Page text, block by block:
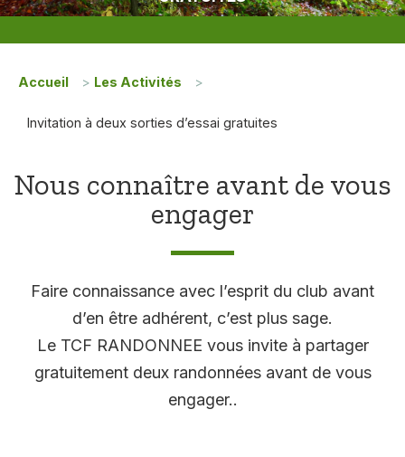
Accueil > Les Activités >
Invitation à deux sorties d’essai gratuites
Nous connaître avant de vous
engager
Faire connaissance avec l’esprit du club avant
d’en être adhérent, c’est plus sage.
Le TCF RANDONNEE vous invite à partager
gratuitement deux randonnées avant de vous
engager..